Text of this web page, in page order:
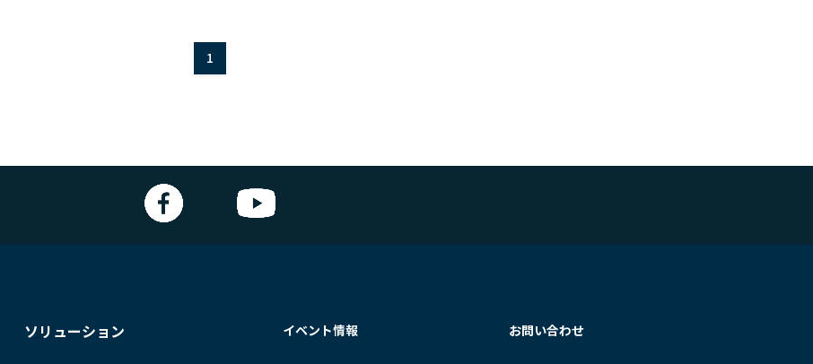
1
ソリューション イベント情報 お問い合わせ